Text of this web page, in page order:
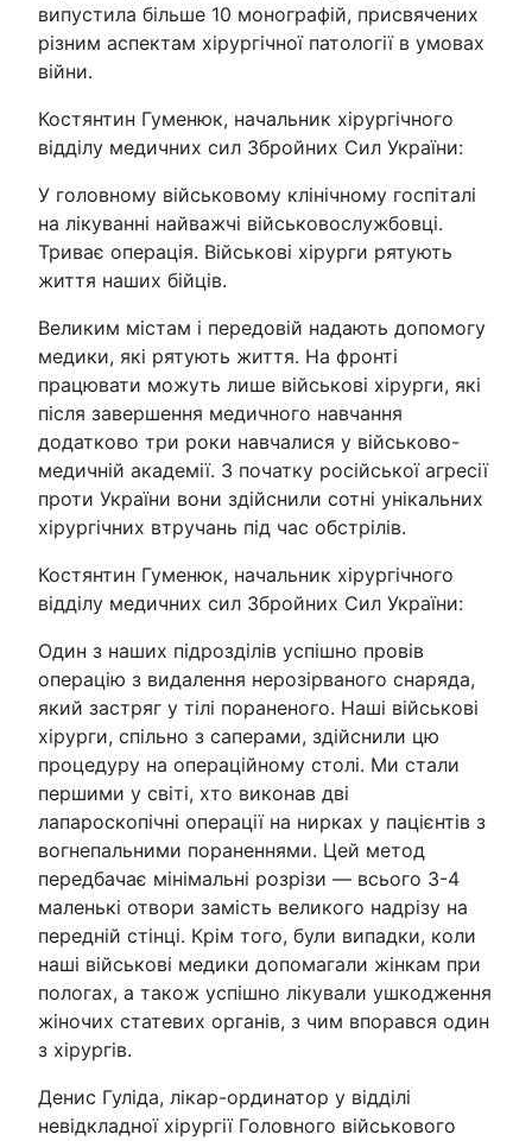
випустила більше 10 монографій, присвячених
різним аспектам хірургічної патології в умовах
війни.
Костянтин Гуменюк, начальник хірургічного
відділу медичних сил Збройних Сил України:
У головному військовому клінічному госпіталі
на лікуванні найважчі військовослужбовці.
Триває операція. Військові хірурги рятують
життя наших бійців.
Великим містам і передовій надають допомогу
медики, які рятують життя. На фронті
працювати можуть лише військові хірурги, які
після завершення медичного навчання
додатково три роки навчалися у військово-
медичній академії. З початку російської агресії
проти України вони здійснили сотні унікальних
хірургічних втручань під час обстрілів.
Костянтин Гуменюк, начальник хірургічного
відділу медичних сил Збройних Сил України:
Один з наших підрозділів успішно провів
операцію з видалення нерозірваного снаряда,
який застряг у тілі пораненого. Наші військові
хірурги, спільно з саперами, здійснили цю
процедуру на операційному столі. Ми стали
першими у світі, хто виконав дві
лапароскопічні операції на нирках у пацієнтів з
вогнепальними пораненнями. Цей метод
передбачає мінімальні розрізи — всього 3-4
маленькі отвори замість великого надрізу на
передній стінці. Крім того, були випадки, коли
наші військові медики допомагали жінкам при
пологах, а також успішно лікували ушкодження
жіночих статевих органів, з чим впорався один
з хірургів.
Денис Гуліда, лікар-ординатор у відділі
невідкладної хірургії Головного військового